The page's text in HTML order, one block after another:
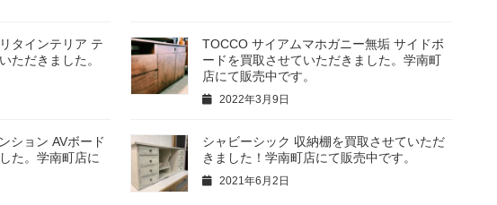
タインテリア テ
ただきました。
TOCCO サイアムマホガニー無垢 サイドボ
ードを買取させていただきました。学南町
店にて販売中です。
2022年3月9日
ション AVボード
た。学南町店に
シャビーシック 収納棚を買取させていただ
きました！学南町店にて販売中です。
2021年6月2日